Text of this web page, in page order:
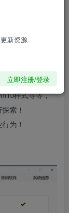
推迟更新，
样式等等，
索！
为！
新资源
立即注册/登录